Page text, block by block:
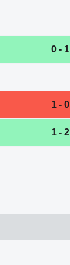
0 - 1
1 - 0
1 - 2